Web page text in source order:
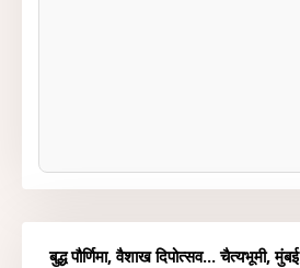
बुद्ध पौर्णिमा, वैशाख दिपोत्सव... चैत्यभूमी, मुंबई